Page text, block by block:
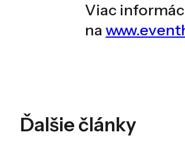
Viac
na
Ďalšie články